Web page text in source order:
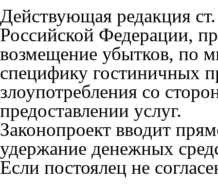
Действующая редакция
Российской Федерации,
возмещение убытков, по
специфику гостиничных
злоупотребления со
предоставлении услуг.
Законопроект вводит
удержание денежных
Если постоялец не